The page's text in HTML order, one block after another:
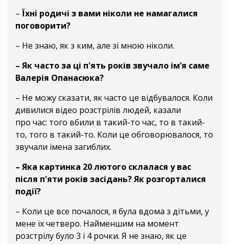
– Їхні родичі з вами ніколи не намагалися
поговорити?
– Не знаю, як з ким, але зі мною ніколи.
– Як часто за ці п'ять років звучало ім’я саме
Валерія Опанасюка?
– Не можу сказати, як часто це відбувалося. Коли
дивилися відео розстрілів людей, казали
про час: того вбили в такий-то час, то в такий-
то, того в такий-то. Коли це обговорювалося, то
звучали імена загиблих.
– Яка картинка 20 лютого склалася у вас
після п'яти років засідань? Як розгорталися
події?
– Коли це все почалося, я була вдома з дітьми, у
мене їх четверо. Найменшим на момент
розстрілу було 3 і 4 рочки. Я не знаю, як це